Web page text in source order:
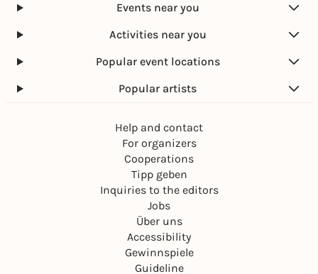
Events near you
Activities near you
Popular event locations
Popular artists
Help and contact
For organizers
Cooperations
Tipp geben
Inquiries to the editors
Jobs
Über uns
Accessibility
Gewinnspiele
Guideline